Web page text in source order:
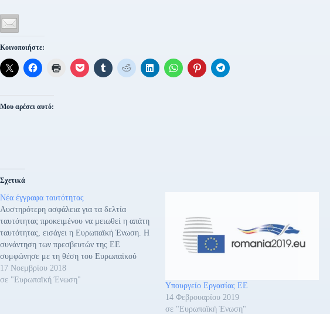
Κοινοποιήστε:
Μου αρέσει αυτό:
Σχετικά
Νέα έγγραφα ταυτότητας
Αυστηρότερη ασφάλεια για τα δελτία
ταυτότητας προκειμένου να μειωθεί η απάτη
ταυτότητας, εισάγει η Ευρωπαϊκή Ένωση. Η
συνάντηση των πρεσβευτών της ΕΕ
συμφώνησε με τη θέση του Ευρωπαϊκού
Συμβουλίου σχετικά με μια πρόταση
κανονισμού που θα ενισχύσει την ασφάλεια
17 Νοεμβρίου 2018
σε "Ευρωπαϊκή Ένωση"
Υπουργείο Εργασίας ΕΕ
14 Φεβρουαρίου 2019
σε "Ευρωπαϊκή Ένωση"